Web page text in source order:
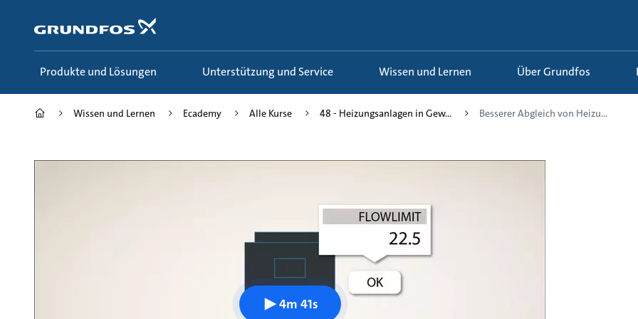
springen
Produkte und Lösungen Unterstützung und Service Wissen und Lernen Über Grundfos
Wissen und Lernen Ecademy Alle Kurse 48 - Heizungsanlagen in Gew... Besserer Abgleich von Heizu...
4m 41s